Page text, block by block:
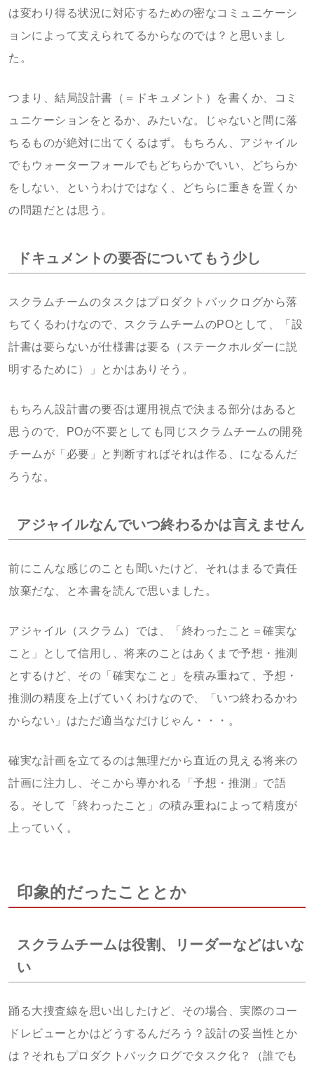
は変わり得る状況に対応するための密なコミュニケーシ
ョンによって支えられてるからなのでは？と思いまし
た。
つまり、結局設計書（＝ドキュメント）を書くか、コミ
ュニケーションをとるか、みたいな。じゃないと間に落
ちるものが絶対に出てくるはず。もちろん、アジャイル
でもウォーターフォールでもどちらかでいい、どちらか
をしない、というわけではなく、どちらに重きを置くか
の問題だとは思う。
ドキュメントの要否についてもう少し
スクラムチームのタスクはプロダクトバックログから落
ちてくるわけなので、スクラムチームのPOとして、「設
計書は要らないが仕様書は要る（ステークホルダーに説
明するために）」とかはありそう。
もちろん設計書の要否は運用視点で決まる部分はあると
思うので、POが不要としても同じスクラムチームの開発
チームが「必要」と判断すればそれは作る、になるんだ
ろうな。
アジャイルなんでいつ終わるかは言えません
前にこんな感じのことも聞いたけど、それはまるで責任
放棄だな、と本書を読んで思いました。
アジャイル（スクラム）では、「終わったこと＝確実な
こと」として信用し、将来のことはあくまで予想・推測
とするけど、その「確実なこと」を積み重ねて、予想・
推測の精度を上げていくわけなので、「いつ終わるかわ
からない」はただ適当なだけじゃん・・・。
確実な計画を立てるのは無理だから直近の見える将来の
計画に注力し、そこから導かれる「予想・推測」で語
る。そして「終わったこと」の積み重ねによって精度が
上っていく。
印象的だったこととか
スクラムチームは役割、リーダーなどはいな
い
踊る大捜査線を思い出したけど、その場合、実際のコー
ドレビューとかはどうするんだろう？設計の妥当性とか
は？それもプロダクトバックログでタスク化？（誰でも